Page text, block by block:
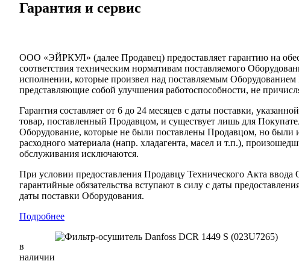
Гарантия и сервис
ООО «ЭЙРКУЛ» (далее Продавец) предоставляет гарантию на
соответствия техническим нормативам поставляемого
исполнении, которые произвел над поставляемым
представляющие собой улучшения работоспособности, не
Гарантия составляет от 6 до 24 месяцев с даты поставки,
товар, поставленный Продавцом, и существует лишь для
Оборудование, которые не были поставлены Продавцом, но были
расходного материала (напр. хладагента, масел и т.п.),
обслуживания исключаются.
При условии предоставления Продавцу Технического Акта ввода
гарантийные обязательства вступают в силу с даты
даты поставки Оборудования.
Подробнее
в
наличии